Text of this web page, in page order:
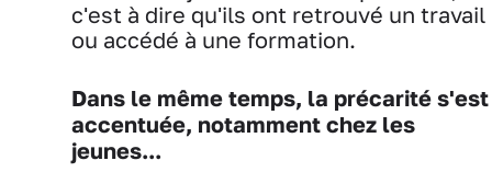
c'est à dire qu'ils ont retrouvé un travail
ou accédé à une formation.
Dans le même temps, la précarité s'est
accentuée, notamment chez les
jeunes...